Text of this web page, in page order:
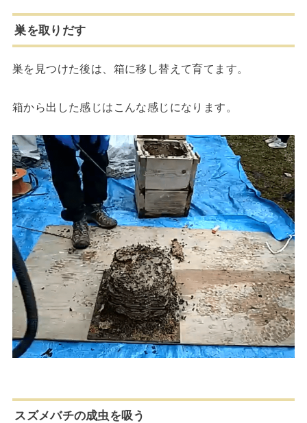
巣を取りだす
巣を見つけた後は、箱に移し替えて育てます。
箱から出した感じはこんな感じになります。
スズメバチの成虫を吸う